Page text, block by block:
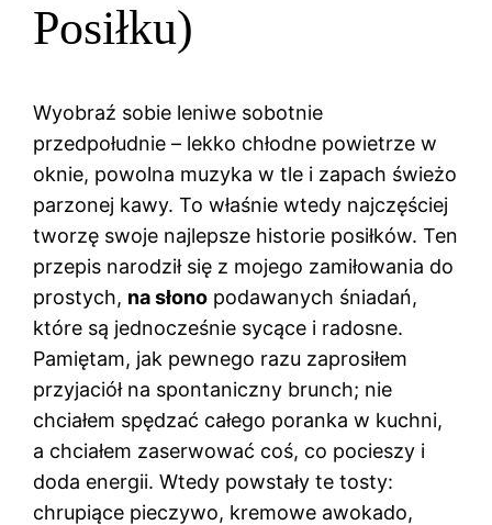
Posiłku)
Wyobraź sobie leniwe sobotnie
przedpołudnie – lekko chłodne powietrze w
oknie, powolna muzyka w tle i zapach świeżo
parzonej kawy. To właśnie wtedy najczęściej
tworzę swoje najlepsze historie posiłków. Ten
przepis narodził się z mojego zamiłowania do
prostych, na słono podawanych śniadań,
które są jednocześnie sycące i radosne.
Pamiętam, jak pewnego razu zaprosiłem
przyjaciół na spontaniczny brunch; nie
chciałem spędzać całego poranka w kuchni,
a chciałem zaserwować coś, co pocieszy i
doda energii. Wtedy powstały te tosty:
chrupiące pieczywo, kremowe awokado,